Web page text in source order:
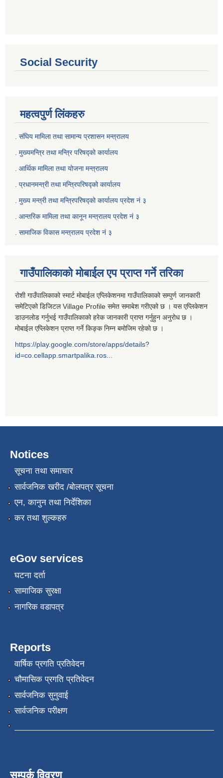
Social Security
महत्वपुर्ण लिंकहरु
. संघिय मामिला तथा सामान्य प्रशासन मन्त्रालय
. मुख्यमन्त्रि तथा मन्त्रि परिषद्को कार्यालय
. आर्थिक मामिला तथा योजना मन्त्रालय
. प्रधानमन्त्री तथा मन्त्रिपरिषद्को कार्यालय
मुख्य मन्त्री तथा मन्त्रिपरिषद्को कार्यालय प्रदेश नं ३
आन्तरिक मामिला तथा कानून मन्त्रालय प्रदेश नं ३
सामाजिक विकास मन्त्रालय प्रदेश नं ३
गाउँपालिकाको मोबाईल एप प्राप्त गर्ने तरिका
रोशी गाउँपालिकाको स्मार्ट मोबाईल एप्लिकेशनमा गाउँपालिकाको सम्पुर्ण जानकारी
समेटिएको डिजिटल Village Profile समेत समाबेश गरीएको छ । यस एप्लिकेशन
डाउनलोड गर्नुभई गाउँपालिकाको हरेक जानकारी प्राप्त गर्नुहुन अनुरोध छ ।
मोबाईल एप्लिकेशन प्राप्त गर्ने किङ्क निम्न बमोजिम रहेको छ ।
https://play.google.com/store/apps/details?
id=co.cellapp.smartpalika.ros...
Notices
सूचना तथा समाचार
सार्वजनिक खरीद /बोलपत्र सूचना
एन, कानुन तथा निर्देशिका
कर तथा शुल्कहरु
eGov services
घटना दर्ता
सामाजिक सुरक्षा
नागरिक वडापत्र
Reports
वार्षिक प्रगति प्रतिवेदन
चौमासिक प्रगति प्रतिवेदन
सार्वजनिक सुनुवाई
सार्वजनिक परीक्षण
सम्पर्क विवरण